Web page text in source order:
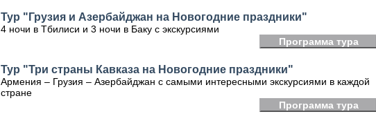
Тур "Грузия и Азербайджан на Новогодние праздники"
4 ночи в Тбилиси и 3 ночи в Баку с экскурсиями
Программа тура
Тур "Три страны Кавказа на Новогодние праздники"
Армения – Грузия – Азербайджан с самыми интересными экскурсиями в каждой
стране
Программа тура